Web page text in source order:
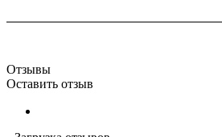
Отзывы
Оставить отзыв